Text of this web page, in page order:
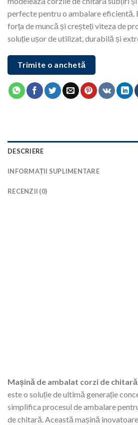
perfecte pentru o ambalare eficientă.
forța de muncă și creșteți viteza de
soluție ușor de utilizat, durabilă și
Trimite o anchetă
DESCRIERE
INFORMAȚII SUPLIMENTARE
RECENZII (0)
Mașină de ambalat corzi de
este o soluție de ultimă generație
simplifica procesul de ambalare
de chitară. Această mașină